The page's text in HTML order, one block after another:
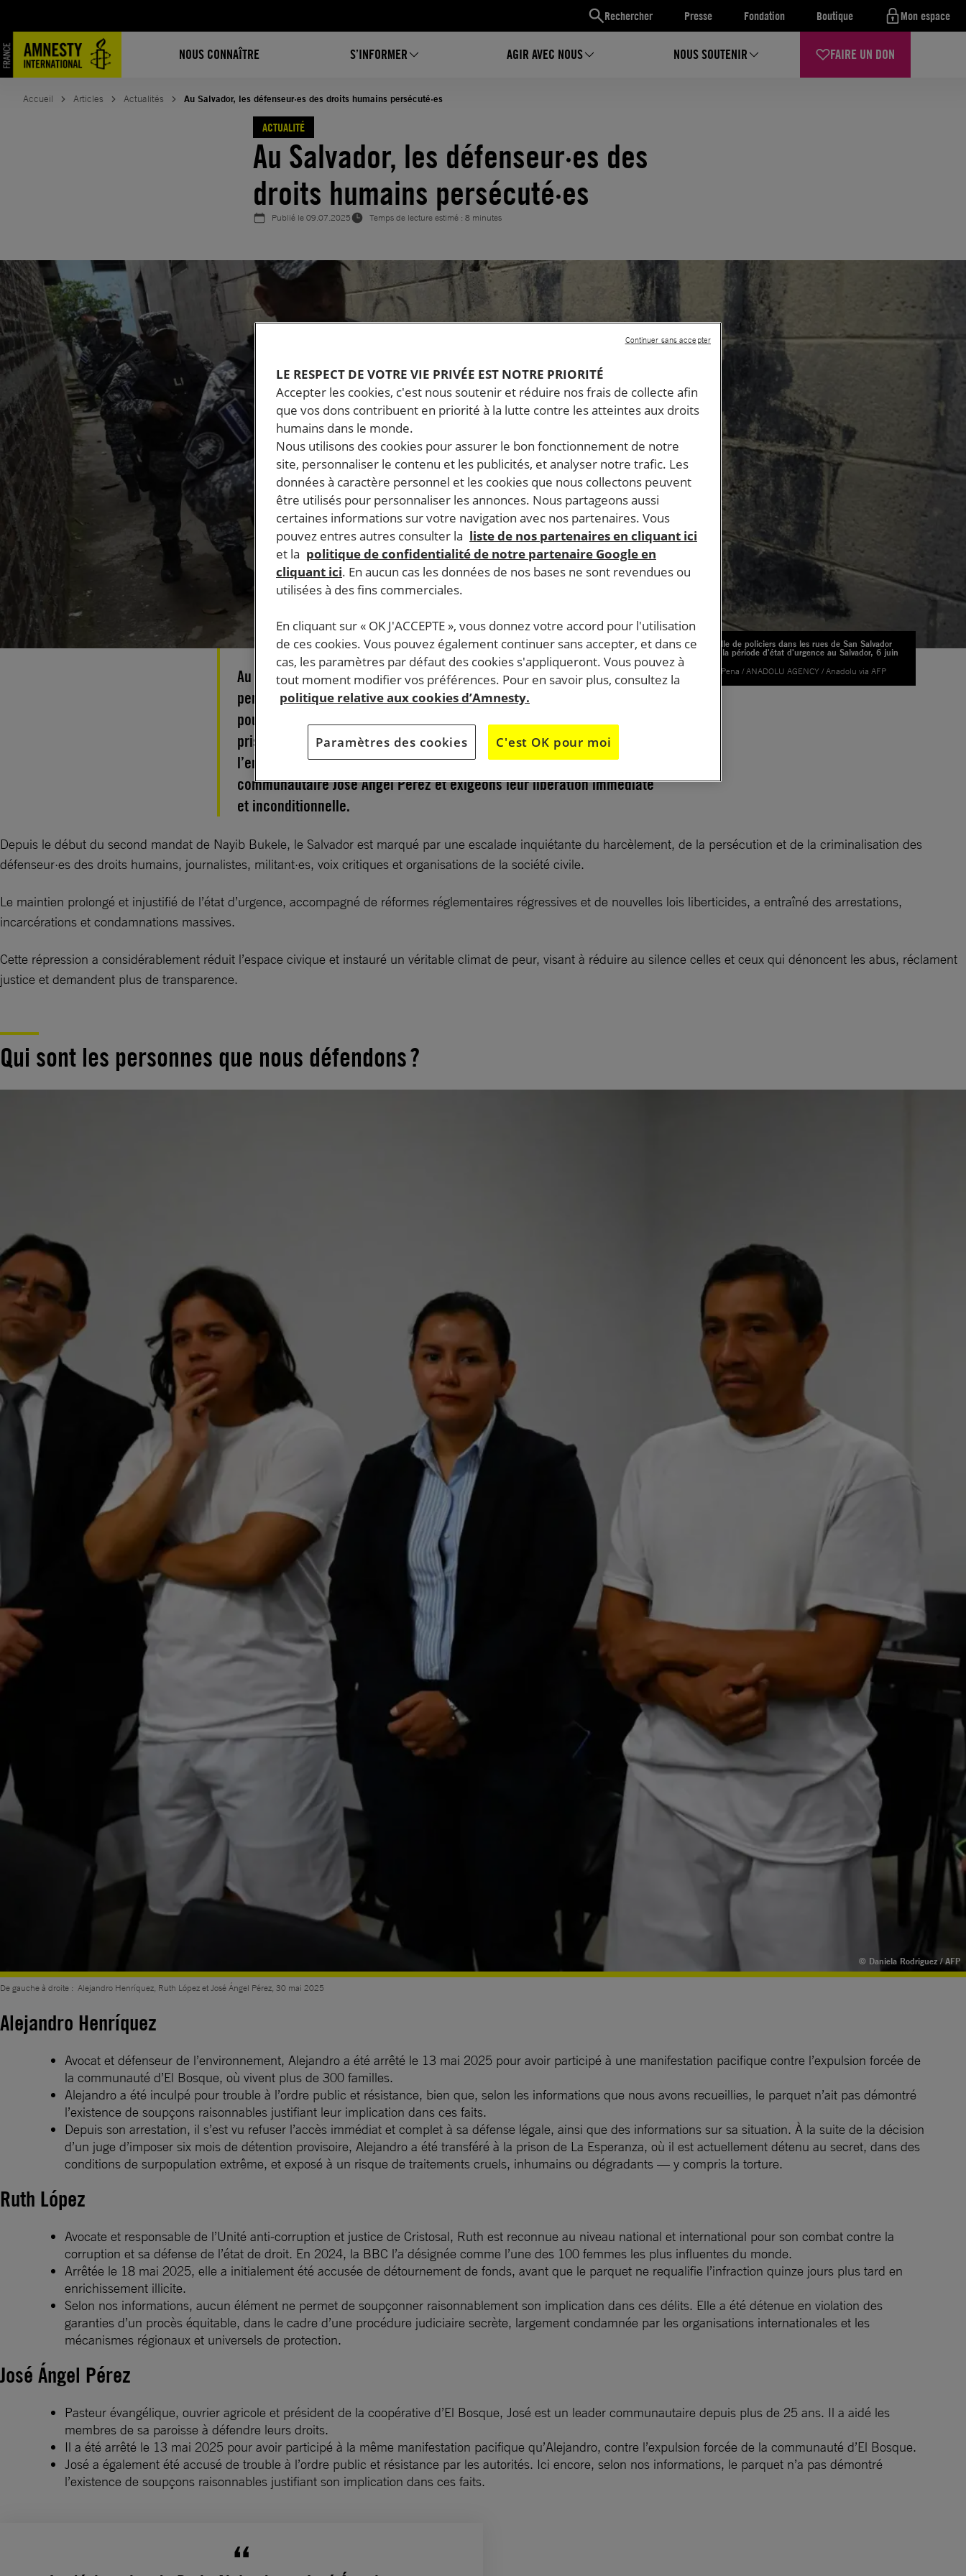
Rechercher Presse Fondation Boutique Mon espace
NOUS CONNAÎTRE S’INFORMER AGIR AVEC NOUS NOUS SOUTENIR FAIRE UN DON
contenu
Accueil Articles Actualités Au Salvador, les défenseur·es des droits humains persécuté·es
ACTUALITÉ
Au Salvador, les défenseur·es des
droits humains persécuté·es
Publié le09.07.2025 Temps de lecture estimé : 8 minutes
Patrouille de policiers dans les rues de San Salvador
durant la période d'état d'urgence au Salvador, 6 juin
© Alex Pena / ANADOLU AGENCY / Anadolu via AFP
Au Salvador, les autorités mènent une véritable entreprise de
persécution et de criminalisation contre toute voix critique à l’égard du
pouvoir. Dans ce contexte, nous décidons d’attribuer le statut de
prisonnier d’opinion à l’avocate Ruth López, le défenseur de
l’environnement Alejandro Henríquez, et le pasteur et leader
communautaire José Ángel Pérez et exigeons leur libération immédiate
et inconditionnelle.
Depuis le début du second mandat de Nayib Bukele, le Salvador est marqué par une escalade inquiétante du harcèlement, de la persécution et de la criminalisation des
défenseur·es des droits humains, journalistes, militant·es, voix critiques et organisations de la société civile.
Le maintien prolongé et injustifié de l’état d’urgence, accompagné de réformes réglementaires régressives et de nouvelles lois liberticides, a entraîné des arrestations,
incarcérations et condamnations massives.
Cette répression a considérablement réduit l’espace civique et instauré un véritable climat de peur, visant à réduire au silence celles et ceux qui dénoncent les abus, réclament
justice et demandent plus de transparence.
Qui sont les personnes que nous défendons ?
© Daniela Rodriguez / AFP
De gauche à droite : Alejandro Henríquez, Ruth López et José Ángel Pérez, 30 mai 2025
Alejandro Henríquez
Avocat et défenseur de l’environnement, Alejandro a été arrêté le 13 mai 2025 pour avoir participé à une manifestation pacifique contre l’expulsion forcée de
la communauté d’El Bosque, où vivent plus de 300 familles.
Alejandro a été inculpé pour trouble à l’ordre public et résistance, bien que, selon les informations que nous avons recueillies, le parquet n’ait pas démontré
l’existence de soupçons raisonnables justifiant leur implication dans ces faits.
Depuis son arrestation, il s’est vu refuser l’accès immédiat et complet à sa défense légale, ainsi que des informations sur sa situation. À la suite de la décision
d’un juge d’imposer six mois de détention provisoire, Alejandro a été transféré à la prison de La Esperanza, où il est actuellement détenu au secret, dans des
conditions de surpopulation extrême, et exposé à un risque de traitements cruels, inhumains ou dégradants — y compris la torture.
Ruth López
Avocate et responsable de l’Unité anti-corruption et justice de Cristosal, Ruth est reconnue au niveau national et international pour son combat contre la
corruption et sa défense de l’état de droit. En 2024, la BBC l’a désignée comme l’une des 100 femmes les plus influentes du monde.
Arrêtée le 18 mai 2025, elle a initialement été accusée de détournement de fonds, avant que le parquet ne requalifie l’infraction quinze jours plus tard en
enrichissement illicite.
Selon nos informations, aucun élément ne permet de soupçonner raisonnablement son implication dans ces délits. Elle a été détenue en violation des
garanties d’un procès équitable, dans le cadre d’une procédure judiciaire secrète, largement condamnée par les organisations internationales et les
mécanismes régionaux et universels de protection.
José Ángel Pérez
Pasteur évangélique, ouvrier agricole et président de la coopérative d’El Bosque, José est un leader communautaire depuis plus de 25 ans. Il a aidé les
membres de sa paroisse à défendre leurs droits.
Il a été arrêté le 13 mai 2025 pour avoir participé à la même manifestation pacifique qu’Alejandro, contre l’expulsion forcée de la communauté d’El Bosque.
José a également été accusé de trouble à l’ordre public et résistance par les autorités. Ici encore, selon nos informations, le parquet n’a pas démontré
l’existence de soupçons raisonnables justifiant son implication dans ces faits.
LE RESPECT DE VOTRE VIE PRIVÉE EST NOTRE PRIORITÉ
Accepter les cookies, c'est nous soutenir et réduire nos frais de collecte afin
que vos dons contribuent en priorité à la lutte contre les atteintes aux droits
humains dans le monde.
Nous utilisons des cookies pour assurer le bon fonctionnement de notre
site, personnaliser le contenu et les publicités, et analyser notre trafic. Les
données à caractère personnel et les cookies que nous collectons peuvent
être utilisés pour personnaliser les annonces. Nous partageons aussi
certaines informations sur votre navigation avec nos partenaires. Vous
pouvez entres autres consulter la liste de nos partenaires en cliquant ici
et la politique de confidentialité de notre partenaire Google en
cliquant ici. En aucun cas les données de nos bases ne sont revendues ou
utilisées à des fins commerciales.
En cliquant sur « OK J'ACCEPTE », vous donnez votre accord pour l'utilisation
de ces cookies. Vous pouvez également continuer sans accepter, et dans ce
cas, les paramètres par défaut des cookies s'appliqueront. Vous pouvez à
tout moment modifier vos préférences. Pour en savoir plus, consultez la
politique relative aux cookies d’Amnesty.
Paramètres des cookies C'est OK pour moi
Continuer sans accepter